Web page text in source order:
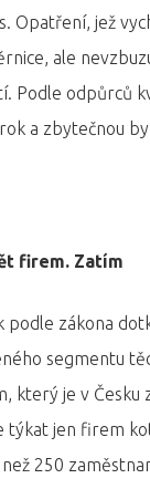
Opatření, jež
ale
Podle odpůrců
a zbytečnou
firem. Zatím
podle zákona
segmentu
který je v Česku
týkat jen firem
250